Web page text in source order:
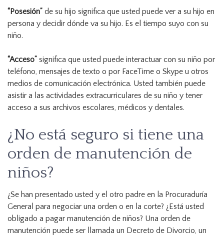
“Posesión” de su hijo significa que usted puede ver a su hijo en
persona y decidir dónde va su hijo. Es el tiempo suyo con su
niño.
“Acceso” significa que usted puede interactuar con su niño por
teléfono, mensajes de texto o por FaceTime o Skype u otros
medios de comunicación electrónica. Usted también puede
asistir a las actividades extracurriculares de su niño y tener
acceso a sus archivos escolares, médicos y dentales.
¿No está seguro si tiene una
orden de manutención de
niños?
¿Se han presentado usted y el otro padre en la Procuraduría
General para negociar una orden o en la corte? ¿Está usted
obligado a pagar manutención de niños? Una orden de
manutención puede ser llamada un Decreto de Divorcio, un